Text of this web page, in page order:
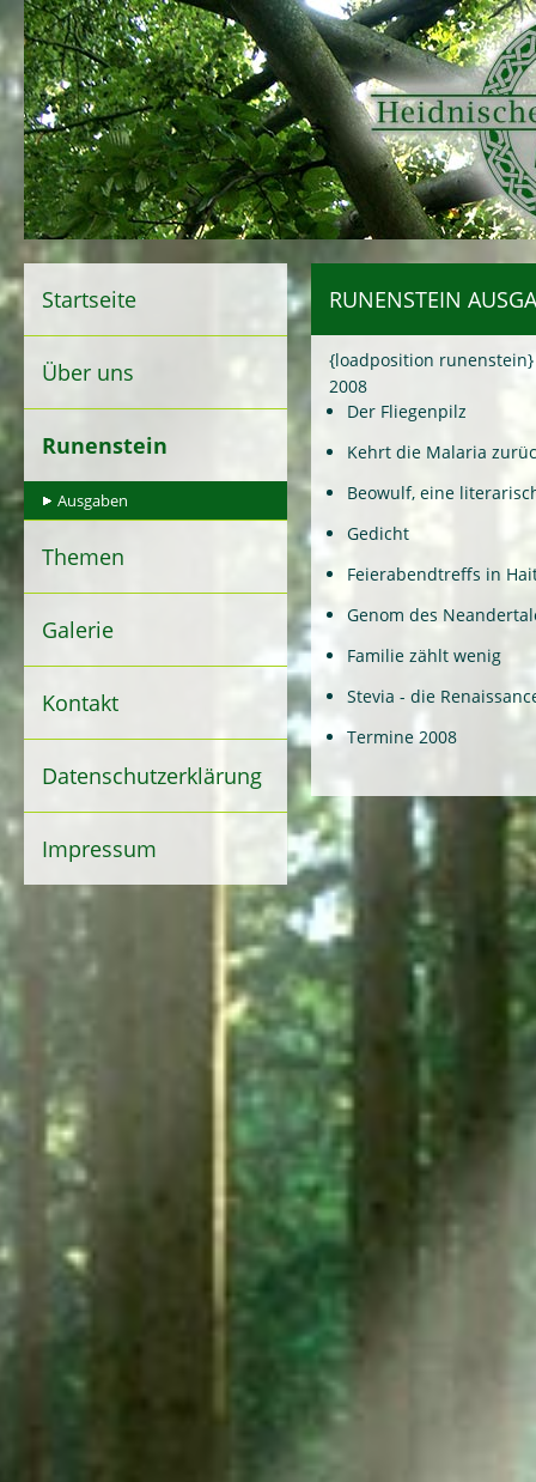
Startseite
Über uns
Runenstein
Ausgaben
Themen
Galerie
Kontakt
Datenschutzerklärung
Impressum
RUNENSTEIN
{loadposition
2008
Der Fliegenpilz
Kehrt die Malaria
Beowulf, eine
Gedicht
Feierabendtreffs in
Genom des
Familie zählt wenig
Stevia - die
Termine 2008